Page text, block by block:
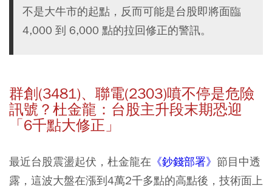
不是大牛市的起點，反而可能是台股即將面臨
4,000 到 6,000 點的拉回修正的警訊。
群創(3481)、聯電(2303)噴不停是危險
訊號？杜金龍：台股主升段末期恐迎
「6千點大修正」
最近台股震盪起伏，杜金龍在 《鈔錢部署》 節目中透
露，這波大盤在漲到4萬2千多點的高點後，技術面上